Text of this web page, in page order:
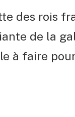
des rois
de la
à faire